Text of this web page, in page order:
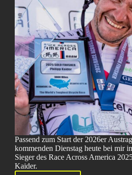
Passend zum Start der 2026er
kommenden Dienstag heute bei mir
Sieger des Race Across America
Kaider.